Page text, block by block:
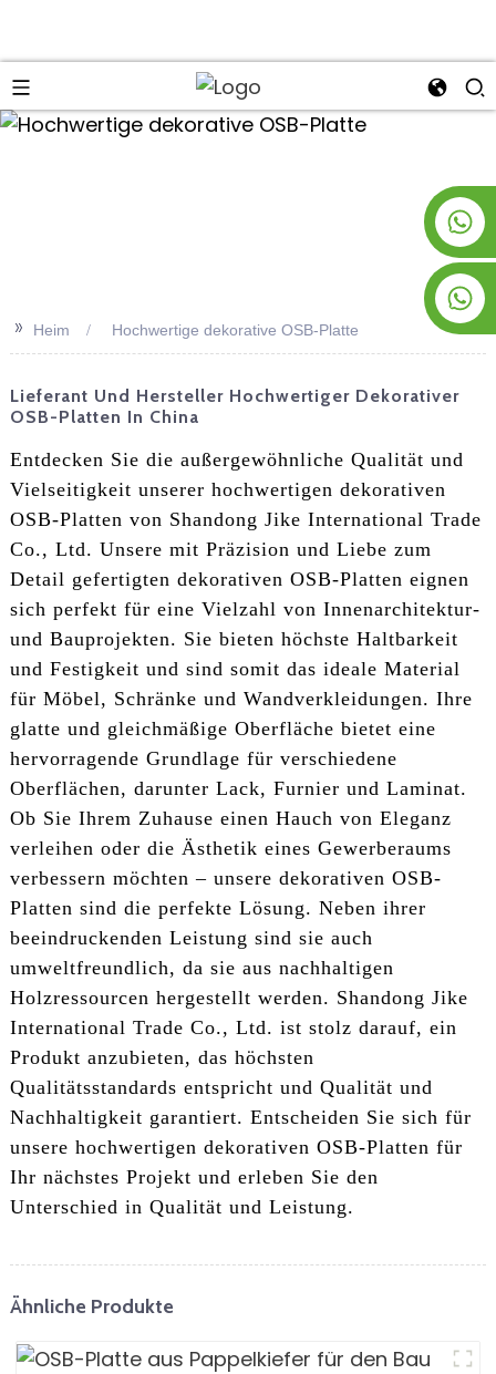
>>
Heim Hochwertige dekorative OSB-Platte
Lieferant Und Hersteller Hochwertiger Dekorativer
OSB-Platten In China
Entdecken Sie die außergewöhnliche Qualität und
Vielseitigkeit unserer hochwertigen dekorativen
OSB-Platten von Shandong Jike International Trade
Co., Ltd. Unsere mit Präzision und Liebe zum
Detail gefertigten dekorativen OSB-Platten eignen
sich perfekt für eine Vielzahl von Innenarchitektur-
und Bauprojekten. Sie bieten höchste Haltbarkeit
und Festigkeit und sind somit das ideale Material
für Möbel, Schränke und Wandverkleidungen. Ihre
glatte und gleichmäßige Oberfläche bietet eine
hervorragende Grundlage für verschiedene
Oberflächen, darunter Lack, Furnier und Laminat.
Ob Sie Ihrem Zuhause einen Hauch von Eleganz
verleihen oder die Ästhetik eines Gewerberaums
verbessern möchten – unsere dekorativen OSB-
Platten sind die perfekte Lösung. Neben ihrer
beeindruckenden Leistung sind sie auch
umweltfreundlich, da sie aus nachhaltigen
Holzressourcen hergestellt werden. Shandong Jike
International Trade Co., Ltd. ist stolz darauf, ein
Produkt anzubieten, das höchsten
Qualitätsstandards entspricht und Qualität und
Nachhaltigkeit garantiert. Entscheiden Sie sich für
unsere hochwertigen dekorativen OSB-Platten für
Ihr nächstes Projekt und erleben Sie den
Unterschied in Qualität und Leistung.
Ähnliche Produkte